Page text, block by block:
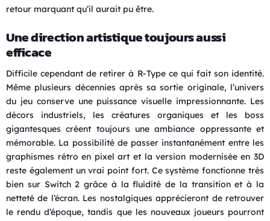
retour marquant qu’il aurait pu être.
Une direction artistique toujours aussi
efficace
Difficile cependant de retirer à R-Type ce qui fait son identité.
Même plusieurs décennies après sa sortie originale, l’univers
du jeu conserve une puissance visuelle impressionnante. Les
décors industriels, les créatures organiques et les boss
gigantesques créent toujours une ambiance oppressante et
mémorable. La possibilité de passer instantanément entre les
graphismes rétro en pixel art et la version modernisée en 3D
reste également un vrai point fort. Ce système fonctionne très
bien sur Switch 2 grâce à la fluidité de la transition et à la
netteté de l’écran. Les nostalgiques apprécieront de retrouver
le rendu d’époque, tandis que les nouveaux joueurs pourront